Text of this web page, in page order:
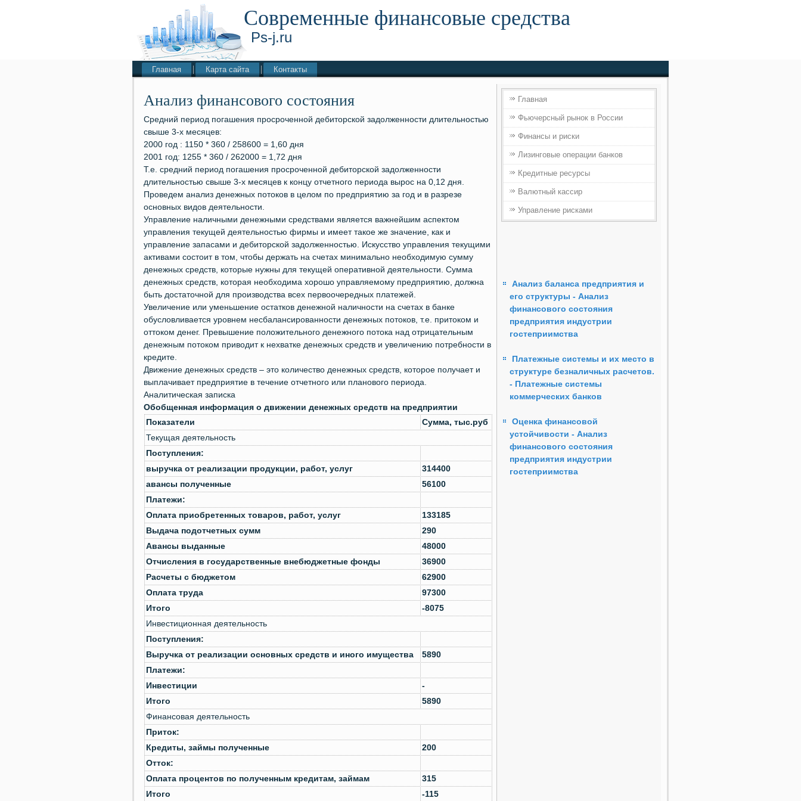
Современные финансовые средства
Ps-j.ru
Главная Карта сайта Контакты
Анализ финансового состояния
Средний период погашения просроченной дебиторской задолженности длительностью
свыше 3-х месяцев:
2000 год : 1150 * 360 / 258600 = 1,60 дня
2001 год: 1255 * 360 / 262000 = 1,72 дня
Т.е. средний период погашения просроченной дебиторской задолженности
длительностью свыше 3-х месяцев к концу отчетного периода вырос на 0,12 дня.
Проведем анализ денежных потоков в целом по предприятию за год и в разрезе
основных видов деятельности.
Управление наличными денежными средствами является важнейшим аспектом
управления текущей деятельностью фирмы и имеет такое же значение, как и
управление запасами и дебиторской задолженностью. Искусство управления текущими
активами состоит в том, чтобы держать на счетах минимально необходимую сумму
денежных средств, которые нужны для текущей оперативной деятельности. Сумма
денежных средств, которая необходима хорошо управляемому предприятию, должна
быть достаточной для производства всех первоочередных платежей.
Увеличение или уменьшение остатков денежной наличности на счетах в банке
обусловливается уровнем несбалансированности денежных потоков, т.е. притоком и
оттоком денег. Превышение положительного денежного потока над отрицательным
денежным потоком приводит к нехватке денежных средств и увеличению потребности в
кредите.
Движение денежных средств – это количество денежных средств, которое получает и
выплачивает предприятие в течение отчетного или планового периода.
Аналитическая записка
Обобщенная информация о движении денежных средств на предприятии
Показатели
Сумма, тыс.руб
Текущая деятельность
Поступления:
выручка от реализации продукции, работ, услуг
314400
авансы полученные
56100
Платежи:
Оплата приобретенных товаров, работ, услуг
133185
Выдача подотчетных сумм
290
Авансы выданные
48000
Отчисления в государственные внебюджетные фонды
36900
Расчеты с бюджетом
62900
Оплата труда
97300
Итого
-8075
Инвестиционная деятельность
Поступления:
Выручка от реализации основных средств и иного имущества
5890
Платежи:
Инвестиции
-
Итого
5890
Финансовая деятельность
Приток:
Кредиты, займы полученные
200
Отток:
Оплата процентов по полученным кредитам, займам
315
Итого
-115
Главная
Фьючерсный рынок в России
Финансы и риски
Лизинговые операции банков
Кредитные ресурсы
Валютный кассир
Управление рисками
Анализ баланса предприятия и
его структуры - Анализ
финансового состояния
предприятия индустрии
гостеприимства
Платежные системы и их место в
структуре безналичных расчетов.
- Платежные системы
коммерческих банков
Оценка финансовой
устойчивости - Анализ
финансового состояния
предприятия индустрии
гостеприимства